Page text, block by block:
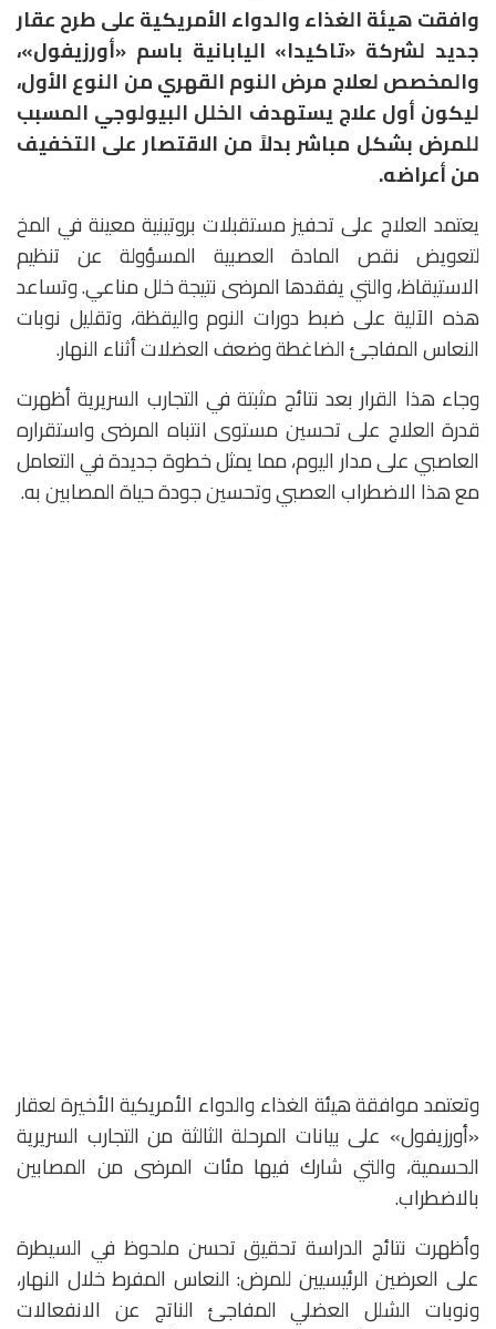
وافقت هيئة الغذاء والدواء الأمريكية على طرح عقار
جديد لشركة «تاكيدا» اليابانية باسم «أورزيفول»،
والمخصص لعلاج مرض النوم القهري من النوع الأول،
ليكون أول علاج يستهدف الخلل البيولوجي المسبب
للمرض بشكل مباشر بدلاً من الاقتصار على التخفيف
من أعراضه.
يعتمد العلاج على تحفيز مستقبلات بروتينية معينة في المخ
لتعويض نقص المادة العصبية المسؤولة عن تنظيم
الاستيقاظ، والتي يفقدها المرضى نتيجة خلل مناعي. وتساعد
هذه الآلية على ضبط دورات النوم واليقظة، وتقليل نوبات
النعاس المفاجئ الضاغطة وضعف العضلات أثناء النهار.
وجاء هذا القرار بعد نتائج مثبتة في التجارب السريرية أظهرت
قدرة العلاج على تحسين مستوى انتباه المرضى واستقراره
العاصبي على مدار اليوم، مما يمثل خطوة جديدة في التعامل
مع هذا الاضطراب العصبي وتحسين جودة حياة المصابين به.
وتعتمد موافقة هيئة الغذاء والدواء الأمريكية الأخيرة لعقار
«أورزيفول» على بيانات المرحلة الثالثة من التجارب السريرية
الحسمية، والتي شارك فيها مئات المرضى من المصابين
بالاضطراب.
وأظهرت نتائج الدراسة تحقيق تحسن ملحوظ في السيطرة
على العرضين الرئيسيين للمرض: النعاس المفرط خلال النهار،
ونوبات الشلل العضلي المفاجئ الناتج عن الانفعالات